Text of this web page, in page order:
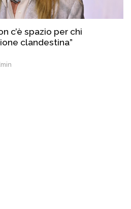
c’è spazio per chi
clandestina”